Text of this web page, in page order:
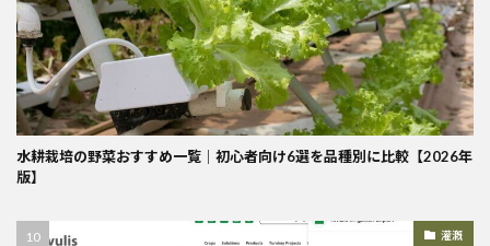
水耕栽培の野菜おすすめ一覧｜初心者向け6選を品種別に比較【2026年
版】
灌漑